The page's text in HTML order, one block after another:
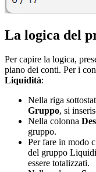
La logica del
Per capire la logica,
piano dei conti. Per i
Liquidità:
Nella riga
Gruppo, si
Nella colonna
gruppo.
Per fare in modo
del gruppo
essere totalizzati.